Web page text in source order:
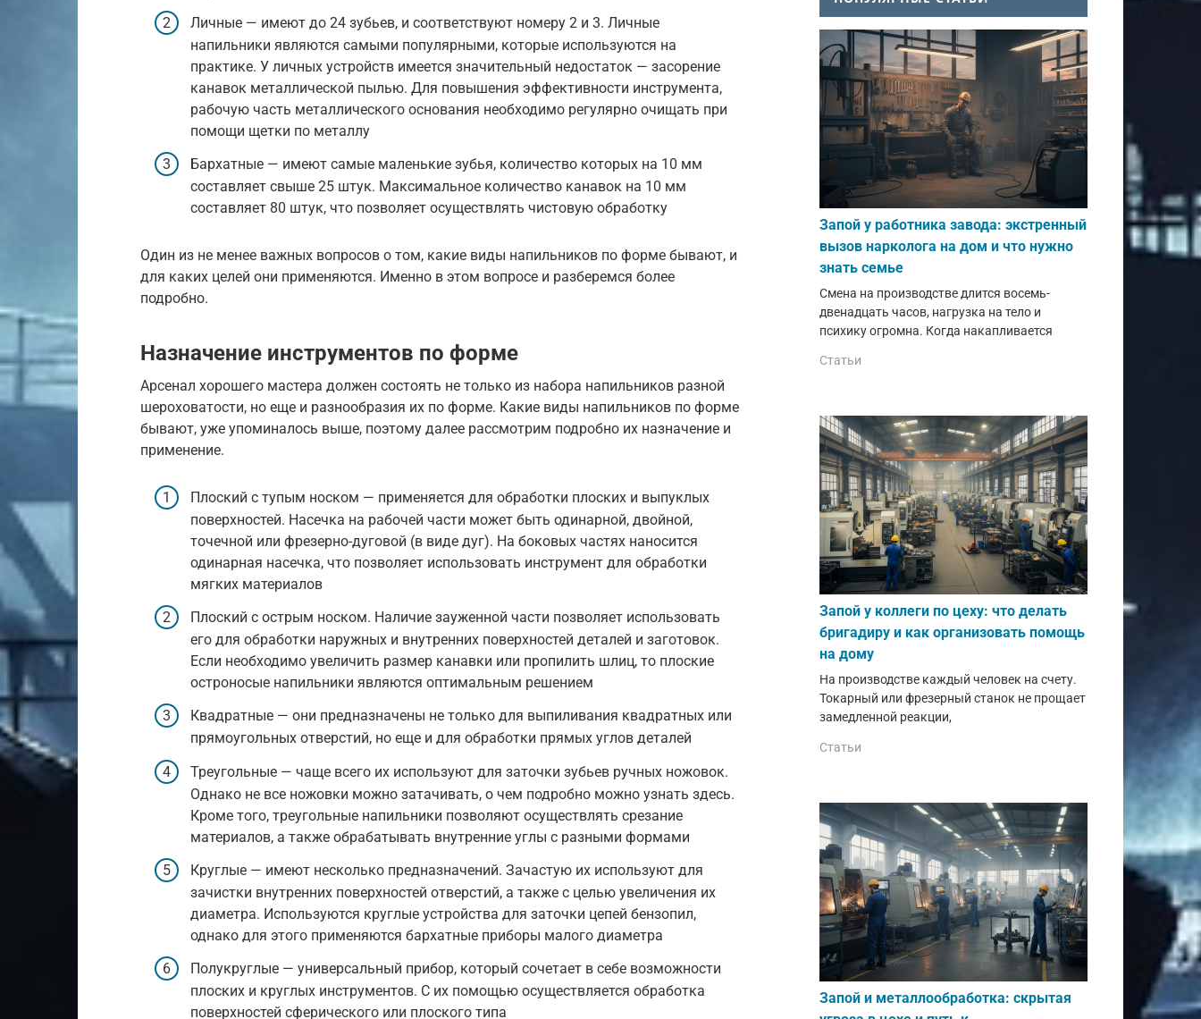
Личные — имеют до 24 зубьев, и соответствуют номеру 2 и 3. Личные
напильники являются самыми популярными, которые используются на
практике. У личных устройств имеется значительный недостаток — засорение
канавок металлической пылью. Для повышения эффективности инструмента,
рабочую часть металлического основания необходимо регулярно очищать при
помощи щетки по металлу
Бархатные — имеют самые маленькие зубья, количество которых на 10 мм
составляет свыше 25 штук. Максимальное количество канавок на 10 мм
составляет 80 штук, что позволяет осуществлять чистовую обработку
Один из не менее важных вопросов о том, какие виды напильников по форме бывают, и
для каких целей они применяются. Именно в этом вопросе и разберемся более
подробно.
Назначение инструментов по форме
Арсенал хорошего мастера должен состоять не только из набора напильников разной
шероховатости, но еще и разнообразия их по форме. Какие виды напильников по форме
бывают, уже упоминалось выше, поэтому далее рассмотрим подробно их назначение и
применение.
Плоский с тупым носком — применяется для обработки плоских и выпуклых
поверхностей. Насечка на рабочей части может быть одинарной, двойной,
точечной или фрезерно-дуговой (в виде дуг). На боковых частях наносится
одинарная насечка, что позволяет использовать инструмент для обработки
мягких материалов
Плоский с острым носком. Наличие зауженной части позволяет использовать
его для обработки наружных и внутренних поверхностей деталей и заготовок.
Если необходимо увеличить размер канавки или пропилить шлиц, то плоские
остроносые напильники являются оптимальным решением
Квадратные — они предназначены не только для выпиливания квадратных или
прямоугольных отверстий, но еще и для обработки прямых углов деталей
Треугольные — чаще всего их используют для заточки зубьев ручных ножовок.
Однако не все ножовки можно затачивать, о чем подробно можно узнать здесь.
Кроме того, треугольные напильники позволяют осуществлять срезание
материалов, а также обрабатывать внутренние углы с разными формами
Круглые — имеют несколько предназначений. Зачастую их используют для
зачистки внутренних поверхностей отверстий, а также с целью увеличения их
диаметра. Используются круглые устройства для заточки цепей бензопил,
однако для этого применяются бархатные приборы малого диаметра
Полукруглые — универсальный прибор, который сочетает в себе возможности
плоских и круглых инструментов. С их помощью осуществляется обработка
поверхностей сферического или плоского типа
Запой у работника завода: экстренный
вызов нарколога на дом и что нужно
знать семье
Смена на производстве длится восемь-
двенадцать часов, нагрузка на тело и
психику огромна. Когда накапливается
Статьи
Запой у коллеги по цеху: что делать
бригадиру и как организовать помощь
на дому
На производстве каждый человек на счету.
Токарный или фрезерный станок не прощает
замедленной реакции,
Статьи
Запой и металлообработка: скрытая